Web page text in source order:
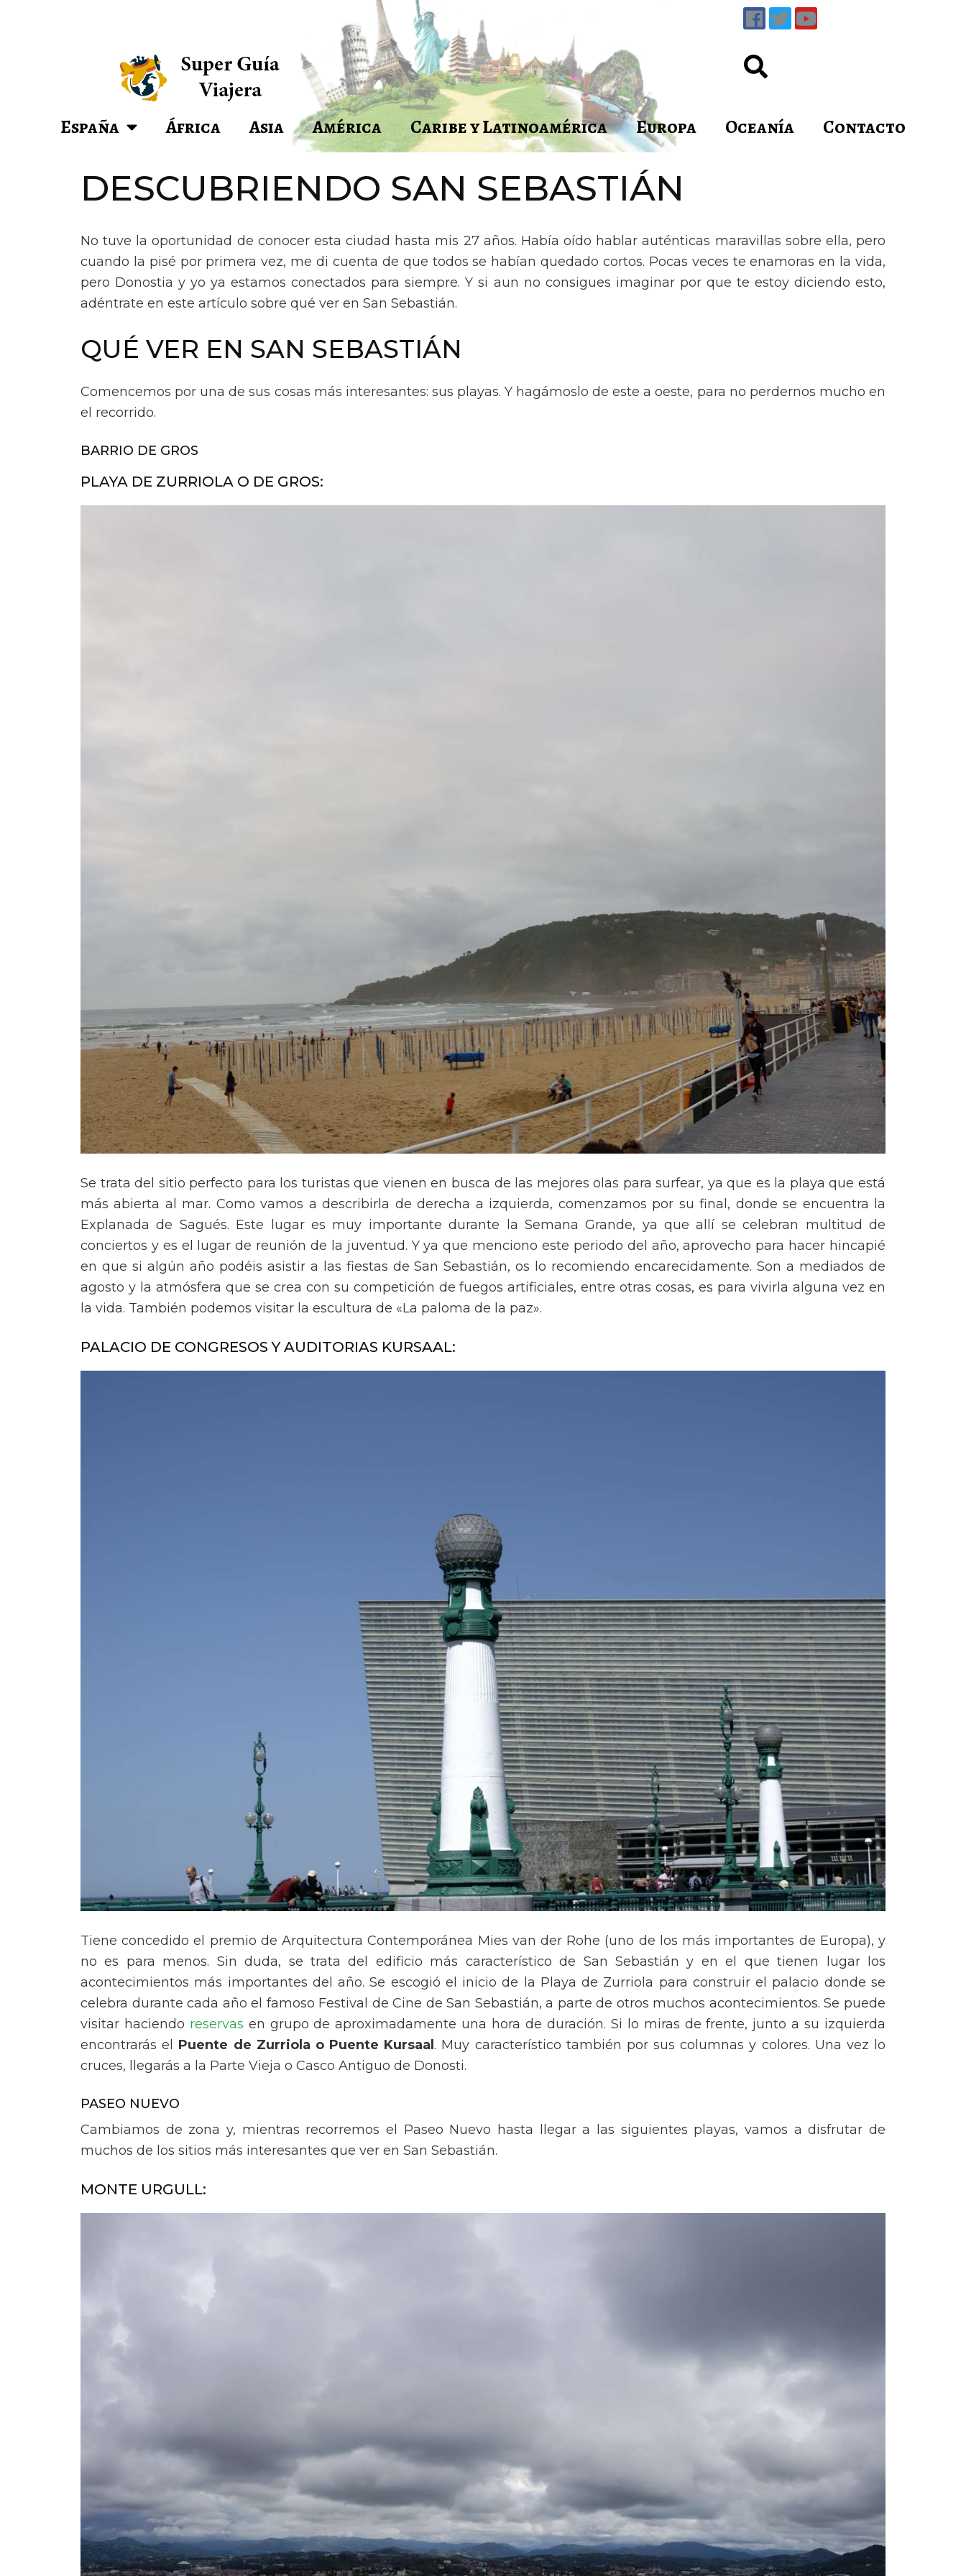
España África Asia América Caribe y Latinoamérica Europa Oceanía Contacto
DESCUBRIENDO SAN SEBASTIÁN
No tuve la oportunidad de conocer esta ciudad hasta mis 27 años. Había oído hablar auténticas maravillas sobre ella, pero
cuando la pisé por primera vez, me di cuenta de que todos se habían quedado cortos. Pocas veces te enamoras en la vida,
pero Donostia y yo ya estamos conectados para siempre. Y si aun no consigues imaginar por que te estoy diciendo esto,
adéntrate en este artículo sobre qué ver en San Sebastián.
QUÉ VER EN SAN SEBASTIÁN
Comencemos por una de sus cosas más interesantes: sus playas. Y hagámoslo de este a oeste, para no perdernos mucho en
el recorrido.
BARRIO DE GROS
PLAYA DE ZURRIOLA O DE GROS:
Se trata del sitio perfecto para los turistas que vienen en busca de las mejores olas para surfear, ya que es la playa que está
más abierta al mar. Como vamos a describirla de derecha a izquierda, comenzamos por su final, donde se encuentra la
Explanada de Sagués. Este lugar es muy importante durante la Semana Grande, ya que allí se celebran multitud de
conciertos y es el lugar de reunión de la juventud. Y ya que menciono este periodo del año, aprovecho para hacer hincapié
en que si algún año podéis asistir a las fiestas de San Sebastián, os lo recomiendo encarecidamente. Son a mediados de
agosto y la atmósfera que se crea con su competición de fuegos artificiales, entre otras cosas, es para vivirla alguna vez en
la vida. También podemos visitar la escultura de «La paloma de la paz».
PALACIO DE CONGRESOS Y AUDITORIAS KURSAAL:
Tiene concedido el premio de Arquitectura Contemporánea Mies van der Rohe (uno de los más importantes de Europa), y
no es para menos. Sin duda, se trata del edificio más característico de San Sebastián y en el que tienen lugar los
acontecimientos más importantes del año. Se escogió el inicio de la Playa de Zurriola para construir el palacio donde se
celebra durante cada año el famoso Festival de Cine de San Sebastián, a parte de otros muchos acontecimientos. Se puede
visitar haciendo reservas en grupo de aproximadamente una hora de duración. Si lo miras de frente, junto a su izquierda
encontrarás el Puente de Zurriola o Puente Kursaal. Muy característico también por sus columnas y colores. Una vez lo
cruces, llegarás a la Parte Vieja o Casco Antiguo de Donosti.
PASEO NUEVO
Cambiamos de zona y, mientras recorremos el Paseo Nuevo hasta llegar a las siguientes playas, vamos a disfrutar de
muchos de los sitios más interesantes que ver en San Sebastián.
MONTE URGULL: